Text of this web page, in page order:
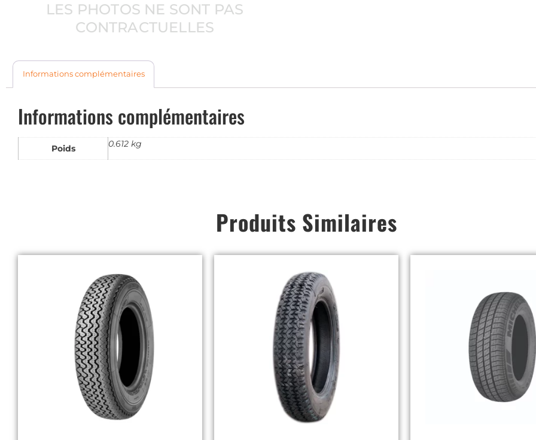
LES PHOTOS NE SONT PAS
CONTRACTUELLES
Informations complémentaires
Informations complémentaires
Poids 0.612 kg
Produits Similaires